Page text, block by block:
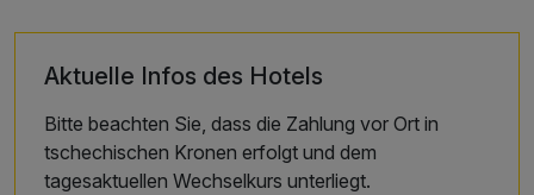
Aktuelle Infos des Hotels
Bitte beachten Sie, dass die Zahlung vor Ort in
tschechischen Kronen erfolgt und dem
tagesaktuellen Wechselkurs unterliegt.